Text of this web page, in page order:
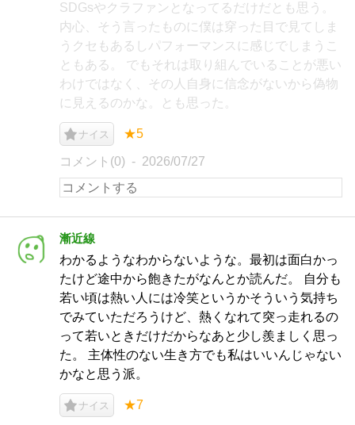
SDGsやクラファンとなってるだけだとも思う。
内心、そう言ったものに僕は穿った目で見てしま
うクセもあるしパフォーマンスに感じでしまうこ
ともある。 でもそれは取り組んでいることが悪い
わけではなく、その人自身に信念がないから偽物
に見えるのかな。とも思った。
ナイス ★5
コメント(0) 2026/07/27
漸近線
わかるようなわからないような。最初は面白かっ
たけど途中から飽きたがなんとか読んだ。 自分も
若い頃は熱い人には冷笑というかそういう気持ち
でみていただろうけど、熱くなれて突っ走れるの
って若いときだけだからなあと少し羨ましく思っ
た。 主体性のない生き方でも私はいいんじゃない
かなと思う派。
ナイス ★7